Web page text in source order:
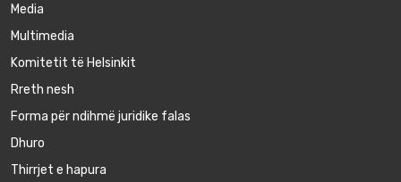
Media
Multimedia
Komitetit të Helsinkit
Rreth nesh
Forma për ndihmë juridike falas
Dhuro
Thirrjet e hapura